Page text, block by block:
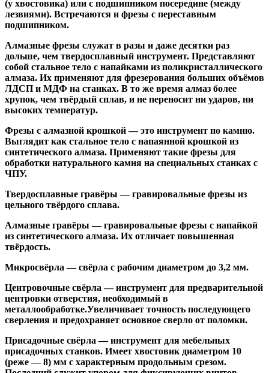
(у хвостовика) или с подшипником посередине (между
лезвиями). Встречаются и фрезы с переставным
подшипником.
Алмазные фрезы служат в разы и даже десятки раз
дольше, чем твердосплавный инструмент. Представляют
собой стальное тело с напайками из поликристаллического
алмаза. Их применяют для фрезерования больших объёмов
ЛДСП и МДФ на станках. В то же время алмаз более
хрупок, чем твёрдый сплав, и не переносит ни ударов, ни
высоких температур.
Фрезы с алмазной крошкой— это инструмент по камню.
Выглядит как стальное тело с напаянной крошкой из
синтетического алмаза. Применяют такие фрезы для
обработки натурального камня на специальных станках с
ЧПУ.
Твердосплавные гравёры — гравировальные фрезы из
цельного твёрдого сплава.
Алмазные гравёры — гравировальные фрезы с напайкой
из синтетического алмаза. Их отличает повышенная
твёрдость.
Микросвёрла — свёрла с рабочим диаметром до 3,2 мм.
Центровочные свёрла — инструмент для предварительной
центровки отверстия, необходимый в
металлообработке.Увеличивает точность последующего
сверления и предохраняет основное сверло от поломки.
Присадочные свёрла — инструмент для мебельных
присадочных станков. Имеет хвостовик диаметром 10
(реже — 8) мм с характерным продольным срезом.